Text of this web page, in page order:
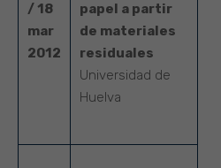
/ 18
mar
2012
papel a partir
de materiales
residuales
Universidad de
Huelva